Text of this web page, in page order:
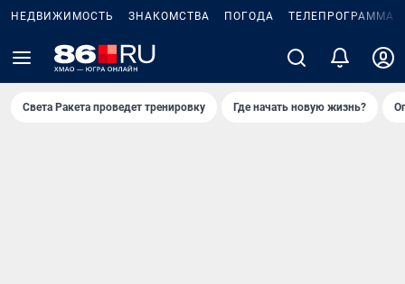
НЕДВИЖИМОСТЬ ЗНАКОМСТВА ПОГОДА ТЕЛЕПРОГРАММА
Света Ракета проведет тренировку Где начать новую жизнь?